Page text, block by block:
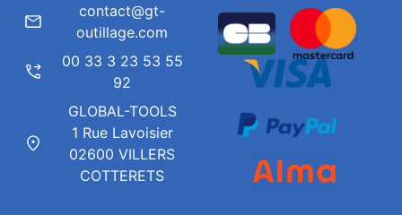
contact@gt-
outillage.com
00 33 3 23 53 55
92
GLOBAL-TOOLS
1 Rue Lavoisier
02600 VILLERS
COTTERETS